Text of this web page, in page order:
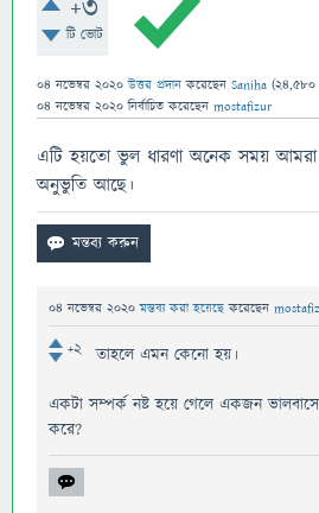
+3
টি ভোট
04 নভেম্বর 2020 উত্তর প্রদান করেছেন Saniha (24,580
04 নভেম্বর 2020 নির্বাচিত করেছেন mostafizur
এটি হয়তো ভুল ধারণা অনেক সময় আমরা
অনুভুতি আছে।
04 নভেম্বর 2020 মন্তব্য করা হয়েছেকরেছেন
+2 তাহলে এমন কেনো হয়।
একটা সম্পর্ক নষ্ট হয়ে গেলে একজন
করে?